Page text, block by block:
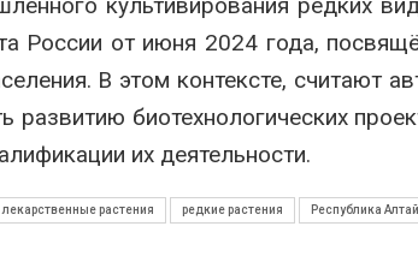
России от июня 2024 года,
В этом контексте, считают
биотехнологических
их деятельности.
лекарственные растения редкие растения Республика Алтай